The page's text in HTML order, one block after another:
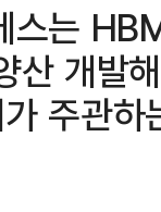
스는
개발
주관